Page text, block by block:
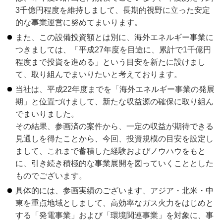
3千億円程度を維持しまして、長期的視野に立った安定
的な事業運営に努めてまいります。
また、この設備投資額とは別に、海外エネルギー事業に
つきましては、「平成27年度を目途に、累計で1千億円
程度まで投資を進める」という目安を新たに設けまし
て、取り組んでまいりたいと考えております。
当社は、平成22年度までを「海外エネルギー事業の発展
期」と位置づけまして、新たな収益源の確保に取り組ん
でまいりました。
その結果、参画済の案件から、一定の収益が期待できる
見通しを得たことから、今回、投資規模の目安を設定し
まして、これまで蓄積した経験およびノウハウをもと
に、引き続き積極的な事業展開を図っていくこととした
ものでございます。
具体的には、参画実績のございます、アジア・北米・中
東を重点地域としまして、高効率なガス火力をはじめと
する「発電事業」および「環境関連事業」を対象に、事